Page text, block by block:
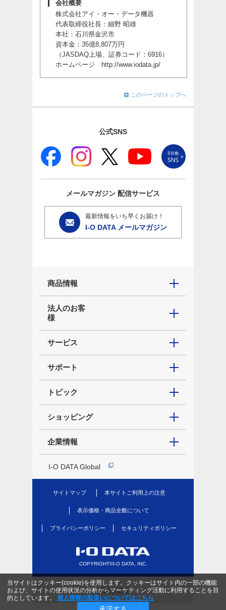
会社概要
株式会社アイ・オー・データ機器
代表取締役社長：細野 昭雄
本社：石川県金沢市
資本金：35億8,807万円
（JASDAQ上場、証券コード：6916）
ホームページ
http://www.iodata.jp/
このページのトップへ
公式SNS
メールマガジン 配信サービス
最新情報をいち早くお届け！
I-O DATA メールマガジン
商品情報
法人のお客
様
サービス
サポート
トピック
ショッピング
企業情報
I-O DATA Global
サイトマップ 本サイトご利用上の注意
表示価格・商品全般について
プライバシーポリシー セキュリティポリシー
COPYRIGHT©I-O DATA, INC.
当サイトはクッキー(cookie)を使用します。クッキーはサイト内の一部の機能
および、サイトの使用状況の分析からマーケティング活動に利用することを目
的としています。
個人情報の取扱いについてはこちら
PC版を表示